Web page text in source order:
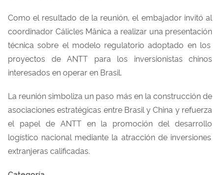
Comoel resultado de la reunión,el embajador invitó al
coordinador Cálicles Mânica a realizar una presentación
técnica sobre el modelo regulatorio adoptado en los
proyectos de ANTT para los inversionistas chinos
interesados enoperaren Brasil.
La reuniónsimboliza un paso más enla construcciónde
asociaciones estratégicas entre Brasil y China y refuerza
el papel de ANTT enla promoción del desarrollo
logístico nacional mediante la atracciónde inversiones
extranjeras calificadas.